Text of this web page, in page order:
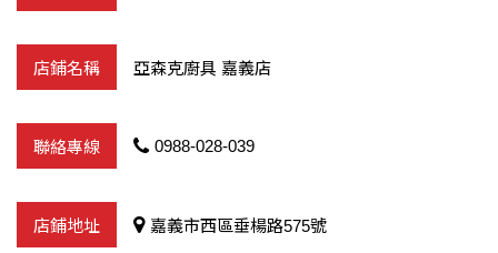
亞森克廚具 嘉義店
0988-028-039
嘉義市西區垂楊路575號